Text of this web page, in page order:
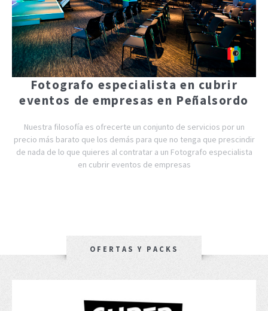
Fotografo especialista en cubrir
eventos de empresas en Peñalsordo
Nuestra filosofía es ofrecerte un conjunto de servicios por un
precio más barato que los demás para que no tenga que prescindir
de nada de lo que quieres al contratar a un Fotografo especialista
en cubrir eventos de empresas
OFERTAS Y PACKS